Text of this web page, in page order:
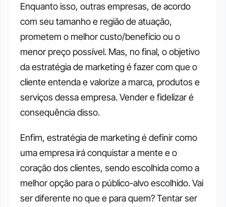
Enquanto isso, outras empresas, de acordo
com seu tamanho e região de atuação,
prometem o melhor custo/benefício ou o
menor preço possível. Mas, no final, o objetivo
da estratégia de marketing é fazer com que o
cliente entenda e valorize a marca, produtos e
serviços dessa empresa. Vender e fidelizar é
consequência disso.
Enfim, estratégia de marketing é definir como
uma empresa irá conquistar a mente e o
coração dos clientes, sendo escolhida como a
melhor opção para o público-alvo escolhido. Vai
ser diferente no que e para quem? Tentar ser